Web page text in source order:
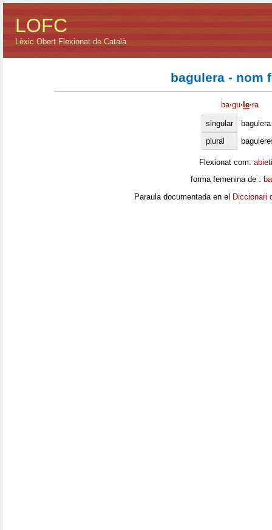
LOFC
Lèxic Obert Flexionat de Català
bagulera - nom
ba·gu· le·ra
singular
bagulera
plural
Flexionat com:
forma femenina de :
Paraula documentada en el Diccionari